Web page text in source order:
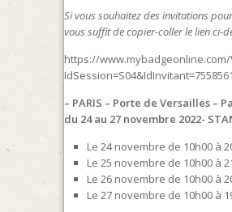
Si vous souhaitez des invitations
vous suffit de copier-coller le lien ci-
https://www.mybadgeonline.com/
– PARIS – Porte de Versailles –
du 24 au 27 novembre 2022-
Le 24 novembre de 10h00 à
Le 25 novembre de 10h00 à
Le 26 novembre de 10h00 à
Le 27 novembre de 10h00 à